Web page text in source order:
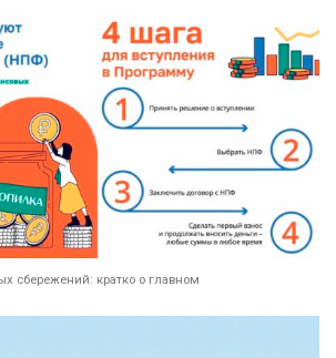
сбережений: кратко о главном